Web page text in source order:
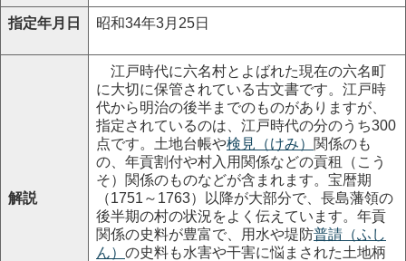
指定年月日 昭和34年3月25日
解説
江戸時代に六名村とよばれた現在の六名町
に大切に保管されている古文書です。江戸時
代から明治の後半までのものがありますが、
指定されているのは、江戸時代の分のうち300
点です。土地台帳や検見（けみ） 関係のも
の、年貢割付や村入用関係などの貢租（こう
そ）関係のものなどが含まれます。宝暦期
（1751～1763）以降が大部分で、長島藩領の
後半期の村の状況をよく伝えています。年貢
関係の史料が豊富で、用水や堤防普請（ふし
ん） の史料も水害や干害に悩まされた土地柄